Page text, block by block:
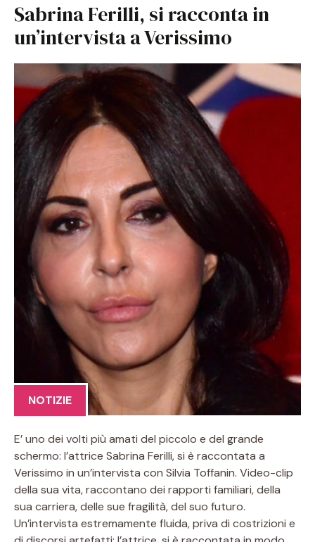
Sabrina Ferilli, si racconta in
un’intervista a Verissimo
NOTIZIE
E’ uno dei volti più amati del piccolo e del grande
schermo: l’attrice Sabrina Ferilli, si è raccontata a
Verissimo in un’intervista con Silvia Toffanin. Video-clip
della sua vita, raccontano dei rapporti familiari, della
sua carriera, delle sue fragilità, del suo futuro.
Un’intervista estremamente fluida, priva di costrizioni e